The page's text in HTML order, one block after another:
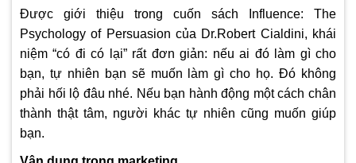
Được giới thiệu trong cuốn sách Influence: The
Psychology of Persuasion của Dr.Robert Cialdini, khái
niệm “có đi có lại” rất đơn giản: nếu ai đó làm gì cho
bạn, tự nhiên bạn sẽ muốn làm gì cho họ. Đó không
phải hối lộ đâu nhé. Nếu bạn hành động một cách chân
thành thật tâm, người khác tự nhiên cũng muốn giúp
bạn.